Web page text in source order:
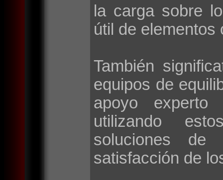
la carga sobre
útil de elementos
También
equipos de
apoyo experto
utilizando
soluciones de
satisfacción de